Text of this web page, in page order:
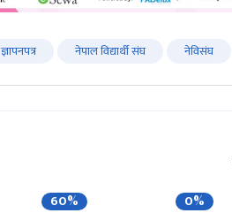
ज्ञापनपत्र नेपाल विद्यार्थी संघ नेविसंघ
60% 0%